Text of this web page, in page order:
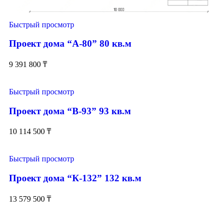
Быстрый просмотр
Проект дома “А-80” 80 кв.м
9 391 800 ₸
Быстрый просмотр
Проект дома “В-93” 93 кв.м
10 114 500 ₸
Быстрый просмотр
Проект дома “К-132” 132 кв.м
13 579 500 ₸